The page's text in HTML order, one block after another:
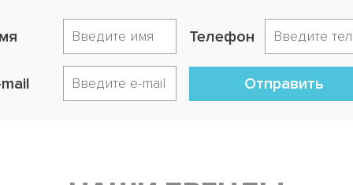
Телефон
Отправить